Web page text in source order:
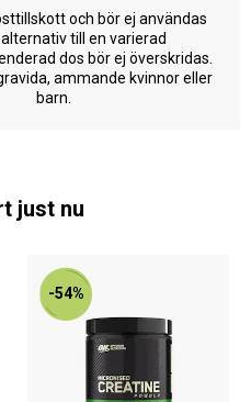
och bör ej användas
till en varierad
dos bör ej överskridas.
ammande kvinnor eller
barn.
just nu
-54%